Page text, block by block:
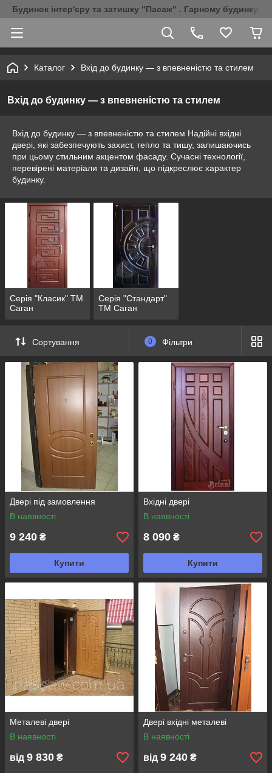
Будинок інтер'єру та затишку "Пасаж" . Гарному будинку-
Каталог Вхід до будинку — з впевненістю та стилем
Вхід до будинку — з впевненістю та стилем
Вхід до будинку — з впевненістю та стилем Надійні вхідні
двері, які забезпечують захист, тепло та тишу, залишаючись
при цьому стильним акцентом фасаду. Сучасні технології,
перевірені матеріали та дизайн, що підкреслює характер
будинку.
Серія "Класик" ТМ
Саган
Серія "Стандарт"
ТМ Саган
Сортування 0 Фільтри
Двері під замовлення
В наявності
9 240 ₴
Купити
Вхідні двері
В наявності
8 090 ₴
Купити
Металеві двері
В наявності
від 9 830 ₴
Двері вхідні металеві
В наявності
від 9 240 ₴